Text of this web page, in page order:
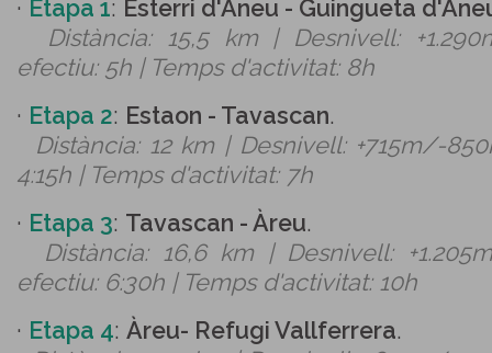
· Etapa 1: Esterri d'Àneu - Guingueta
Distància: 15,5 km | Desnivell:
efectiu: 5h | Temps d'activitat: 8h
· Etapa 2: Estaon - Tavascan.
Distància: 12 km | Desnivell: +715m/-
4:15h | Temps d'activitat: 7h
· Etapa 3: Tavascan - Àreu.
Distància: 16,6 km | Desnivell:
efectiu: 6:30h | Temps d'activitat: 10h
· Etapa 4: Àreu- Refugi Vallferrera.